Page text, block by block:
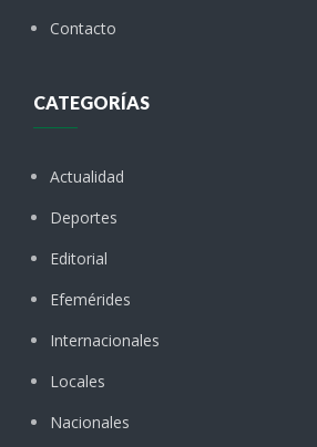
Contacto
CATEGORÍAS
Actualidad
Deportes
Editorial
Efemérides
Internacionales
Locales
Nacionales